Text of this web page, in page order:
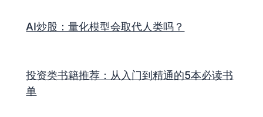
AI炒股：量化模型会取代人类吗？
投资类书籍推荐：从入门到精通的5本必读书
单